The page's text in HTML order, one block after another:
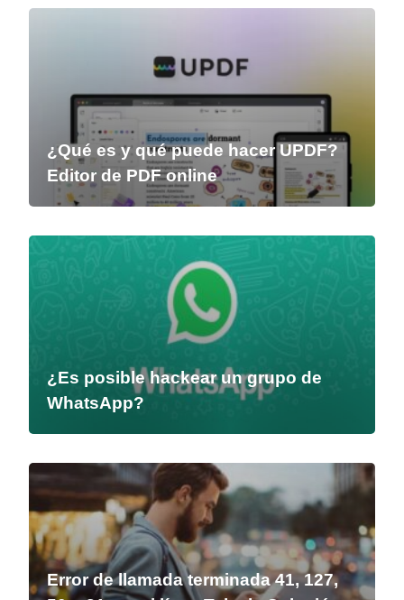
¿Qué es y qué puede hacer UPDF?
Editor de PDF online
¿Es posible hackear un grupo de
WhatsApp?
Error de llamada terminada 41, 127,